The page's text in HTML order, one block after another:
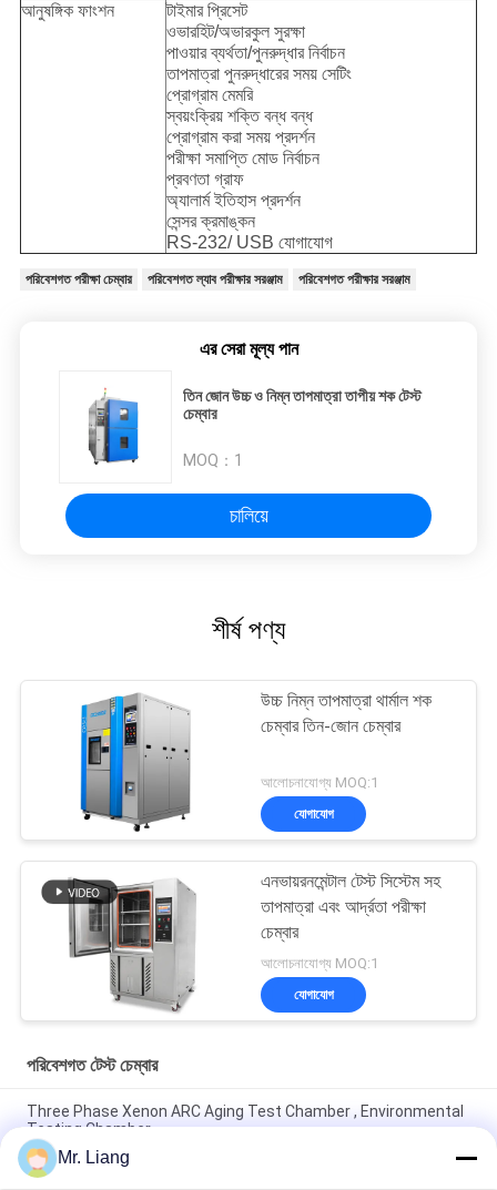
আনুষঙ্গিক ফাংশন
টাইমার প্রিসেট
ওভারহিট/অভারকুল সুরক্ষা
পাওয়ার ব্যর্থতা/পুনরুদ্ধার নির্বাচন
তাপমাত্রা পুনরুদ্ধারের সময় সেটিং
প্রোগ্রাম মেমরি
স্বয়ংক্রিয় শক্তি বন্ধ বন্ধ
প্রোগ্রাম করা সময় প্রদর্শন
পরীক্ষা সমাপ্তি মোড নির্বাচন
প্রবণতা গ্রাফ
অ্যালার্ম ইতিহাস প্রদর্শন
সেন্সর ক্রমাঙ্কন
RS-232/ USB যোগাযোগ
পরিবেশগত পরীক্ষা চেম্বার পরিবেশগত ল্যাব পরীক্ষার সরঞ্জাম পরিবেশগত পরীক্ষার সরঞ্জাম
এর সেরা মূল্য পান
তিন জোন উচ্চ ও নিম্ন তাপমাত্রা তাপীয় শক টেস্ট
চেম্বার
MOQ： 1
চালিয়ে
শীর্ষ পণ্য
উচ্চ নিম্ন তাপমাত্রা থার্মাল শক
চেম্বার তিন-জোন চেম্বার
আলোচনাযোগ্য MOQ:1
যোগাযোগ
এনভায়রনমেন্টাল টেস্ট সিস্টেম সহ
তাপমাত্রা এবং আর্দ্রতা পরীক্ষা
চেম্বার
আলোচনাযোগ্য MOQ:1
যোগাযোগ
পরিবেশগত টেস্ট চেম্বার
Three Phase Xenon ARC Aging Test Chamber , Environmental
Testing Chamber
CE সার্টিফিকেটেড তাপমাত্রা তাপীয় শক এনভায়রনমেন্টাল টেস্ট চেম্বার AC380V
Mr. Liang